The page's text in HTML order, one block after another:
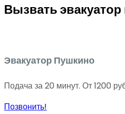
Вызвать
Эвакуатор Пушкино
Подача за 20 минут. От 1200
Позвонить!